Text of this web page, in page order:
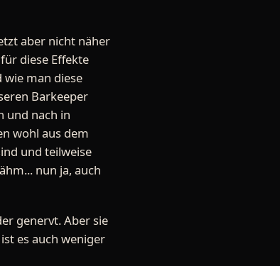
aber nicht näher
diese Effekte
man diese
Barkeeper
und nach in
wohl aus dem
und teilweise
nun ja, auch
genervt. Aber sie
es auch weniger